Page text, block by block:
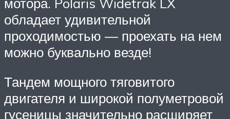
обладает удивительной
проходимостью — проехать на нем
можно буквально везде!
Тандем мощного тяговитого
двигателя и широкой полуметровой
гусеницы значительно расширяет